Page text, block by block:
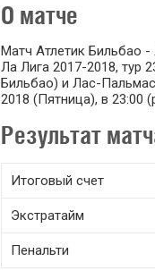
О матче
Матч Атлетик Бильбао
Ла Лига 2017-2018, тур
Бильбао) и Лас-
2018 (Пятница), в 23:00
Результат
Итоговый счет
Экстратайм
Пенальти